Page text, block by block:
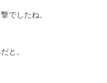
でしたね。
と。